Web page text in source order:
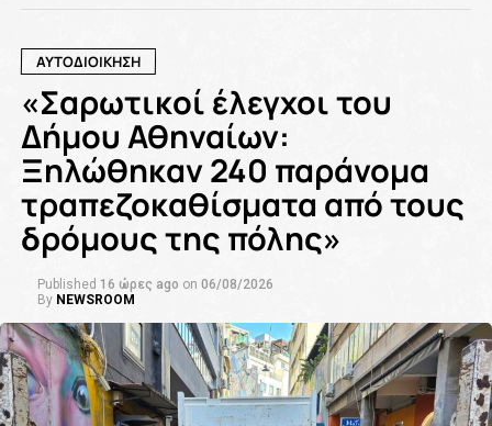
ΑΥΤΟΔΙΟΙΚΗΣΗ
«Σαρωτικοί έλεγχοι του
Δήμου Αθηναίων:
Ξηλώθηκαν 240 παράνομα
τραπεζοκαθίσματα από τους
δρόμους της πόλης»
Published 16 ώρες ago on 06/08/2026
By NEWSROOM